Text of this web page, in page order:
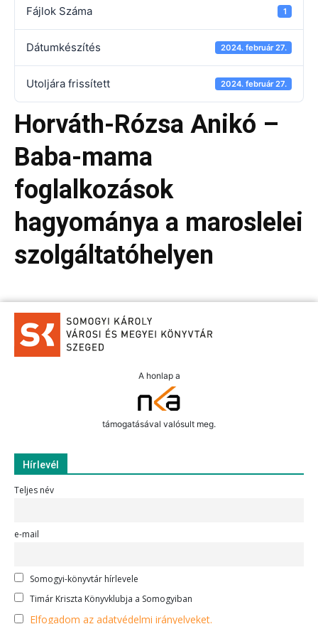
Fájlok Száma 1
Dátumkészítés 2024. február 27.
Utoljára frissített 2024. február 27.
Horváth-Rózsa Anikó –
Baba-mama
foglalkozások
hagyománya a maroslelei
szolgáltatóhelyen
A honlap a
támogatásával valósult meg.
Hírlevél
Teljes név
e-mail
Somogyi-könyvtár hírlevele
Timár Kriszta Könyvklubja a Somogyiban
Elfogadom az adatvédelmi irányelveket.